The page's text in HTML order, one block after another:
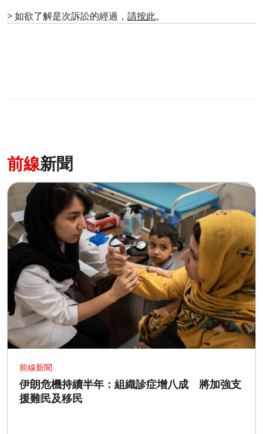
> 如欲了解是次訴訟的經過， 請按此。
前線新聞
前線新聞
伊朗危機持續半年：組織診症增八成 將加強支
援難民及移民